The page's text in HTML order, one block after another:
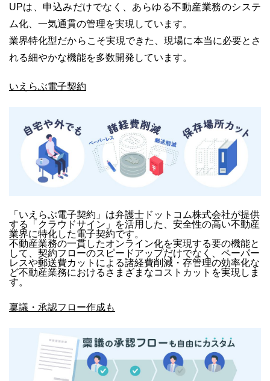
UPは、申込みだけでなく、あらゆる不動産業務のシステ
ム化、一気通貫の管理を実現しています。
業界特化型だからこそ実現できた、現場に本当に必要とさ
れる細やかな機能を多数開発しています。
いえらぶ電子契約
「いえらぶ電子契約」は弁護士ドットコム株式会社が提供
する「クラウドサイン」を活用した、安全性の高い不動産
業界に特化した電子契約です。
不動産業務の一貫したオンライン化を実現する要の機能と
して、契約フローのスピードアップだけでなく、ペーパー
レスや郵送費カットによる諸経費削減・存管理の効率化な
ど不動産業務におけるさまざまなコストカットを実現しま
す。
稟議・承認フロー作成も